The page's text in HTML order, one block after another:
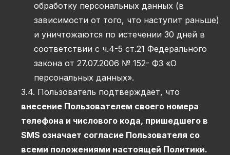
обработку персональных данных (в
зависимости от того, что наступит раньше)
и уничтожаются по истечении 30 дней в
соответствии с ч.4-5 ст.21 Федерального
закона от 27.07.2006 № 152- ФЗ «О
персональных данных».
3.4. Пользователь подтверждает, что
внесение Пользователем своего номера
телефона и числового кода, пришедшего в
SMS означает согласие Пользователя со
всеми положениями настоящей Политики.